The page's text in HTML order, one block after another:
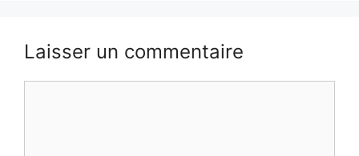
Laisser un commentaire